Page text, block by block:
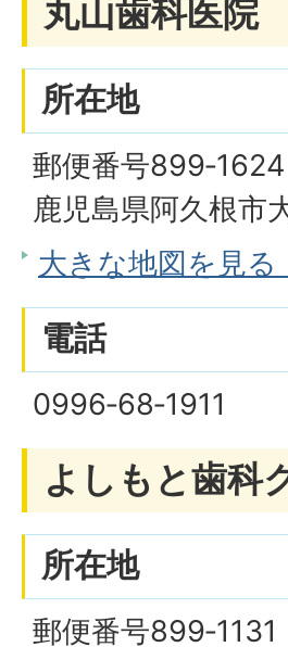
丸山歯科医院
所在地
郵便番号899‐1624
鹿児島県阿久根市
大きな地図を見
電話
0996‐68‐1911
よしもと歯科
所在地
郵便番号899‐1131